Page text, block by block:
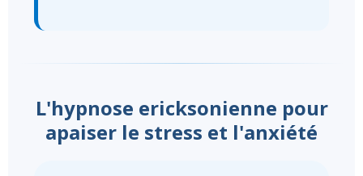
L'hypnose ericksonienne pour
apaiser le stress et l'anxiété